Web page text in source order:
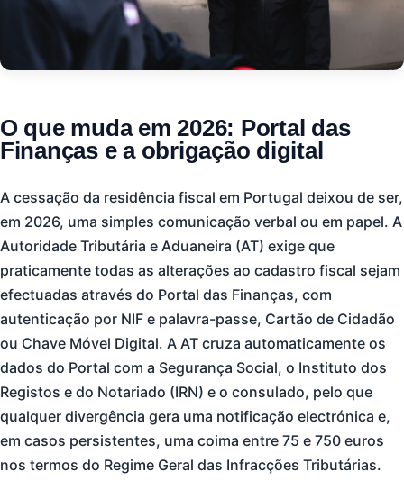
O que muda em 2026: Portal das
Finanças e a obrigação digital
A cessação da residência fiscal em Portugal deixou de ser,
em 2026, uma simples comunicação verbal ou em papel. A
Autoridade Tributária e Aduaneira (AT) exige que
praticamente todas as alterações ao cadastro fiscal sejam
efectuadas através do Portal das Finanças, com
autenticação por NIF e palavra-passe, Cartão de Cidadão
ou Chave Móvel Digital. A AT cruza automaticamente os
dados do Portal com a Segurança Social, o Instituto dos
Registos e do Notariado (IRN) e o consulado, pelo que
qualquer divergência gera uma notificação electrónica e,
em casos persistentes, uma coima entre 75 e 750 euros
nos termos do Regime Geral das Infracções Tributárias.